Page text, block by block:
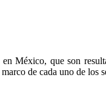
México, que son
de cada uno de los